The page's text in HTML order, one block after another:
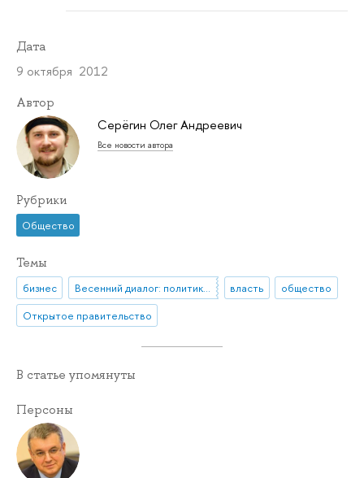
Дата
9 октября 2012
Автор
Серёгин Олег Андреевич
Все новости автора
Рубрики
Общество
Темы
бизнес Весенний диалог: политики и студенты власть
общество
Открытое правительство
В статье упомянуты
Персоны